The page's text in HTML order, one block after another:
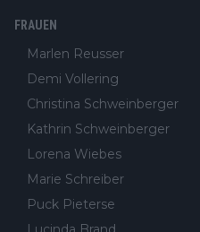
FRAUEN
Marlen Reusser
Demi Vollering
Christina Schweinberger
Kathrin Schweinberger
Lorena Wiebes
Marie Schreiber
Puck Pieterse